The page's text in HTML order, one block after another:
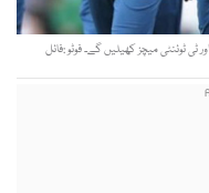
ٹوئنٹی میچز کھیلیں گے۔ فوٹو :فائل